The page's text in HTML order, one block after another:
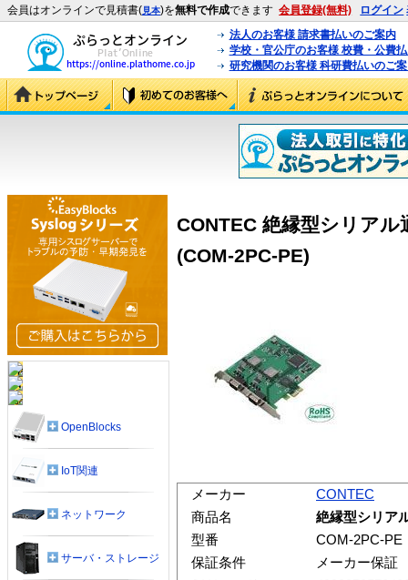
会員はオンラインで見積書(見本)を無料で作成できます 会員登録(無料) ログイン
法人のお客様 請求書払いのご案内
学校・官公庁のお客様 校費・公費
研究機関のお客様 科研費払いのご
CONTEC 絶縁型シリア
(COM-2PC-PE)
メーカー
CONTEC
商品名
絶縁型シリア
型番
COM-2PC-PE
保証条件
メーカー保証
OpenBlocks
IoT関連
ネットワーク
サーバ・ストレージ